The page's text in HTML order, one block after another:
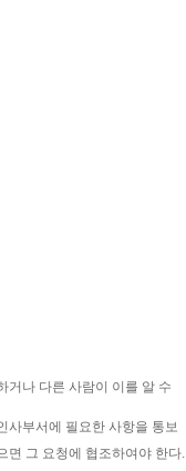
거나 다른 사람이 이를 알 수
사부서에 필요한 사항을 통보
그 요청에 협조하여야 한다.